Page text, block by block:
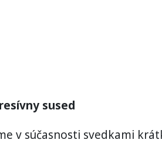
sused
v súčasnosti svedkami